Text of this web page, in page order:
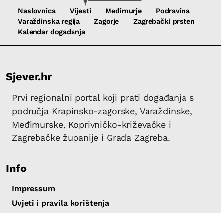
Naslovnica Vijesti Međimurje
Podravina
Varaždinska regija
Zagorje
Zagrebački prsten
Kalendar događanja
Sjever.hr
Prvi regionalni portal koji prati događanja s
područja Krapinsko-zagorske, Varaždinske,
Međimurske, Koprivničko-križevačke i
Zagrebačke županije i Grada Zagreba.
Info
Impressum
Uvjeti i pravila korištenja